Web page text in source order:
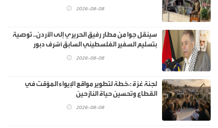
2026-08-08
سينقل جوا من مطار رفيق الحريري إلى الأردن.. توصية
بتسليم السفير الفلسطيني السابق أشرف دبور
2026-08-08
لجنة غزة :،خطة لتطوير مواقع الإيواء المؤقت في
القطاع وتحسين حياة النازحين
2026-08-08